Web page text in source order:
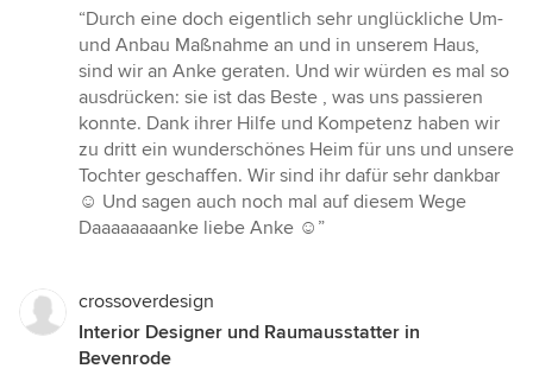
Bewertung:
5
von
5
Sternen
“Durch eine doch eigentlich sehr unglückliche Um-
und Anbau Maßnahme an und in unserem Haus,
sind wir an Anke geraten. Und wir würden es mal so
ausdrücken: sie ist das Beste , was uns passieren
konnte. Dank ihrer Hilfe und Kompetenz haben wir
zu dritt ein wunderschönes Heim für uns und unsere
Tochter geschaffen. Wir sind ihr dafür sehr dankbar
☺️ Und sagen auch noch mal auf diesem Wege
Daaaaaaaanke liebe Anke ☺️”
crossoverdesign
Interior Designer und Raumausstatter in
Bevenrode